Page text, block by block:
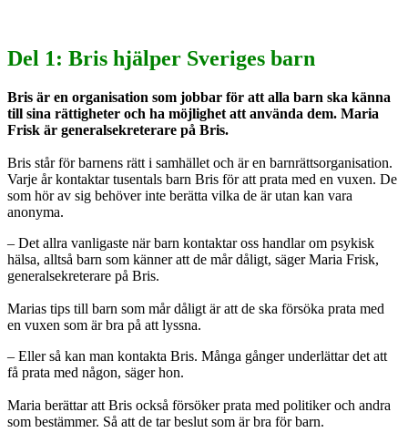
Del 1: Bris hjälper Sveriges barn
Bris är en organisation som jobbar för att alla barn ska känna
till sina rättigheter och ha möjlighet att använda dem. Maria
Frisk är generalsekreterare på Bris.
Bris står för barnens rätt i samhället och är en barnrättsorganisation.
Varje år kontaktar tusentals barn Bris för att prata med en vuxen. De
som hör av sig behöver inte berätta vilka de är utan kan vara
anonyma.
– Det allra vanligaste när barn kontaktar oss handlar om psykisk
hälsa, alltså barn som känner att de mår dåligt, säger Maria Frisk,
generalsekreterare på Bris.
Marias tips till barn som mår dåligt är att de ska försöka prata med
en vuxen som är bra på att lyssna.
– Eller så kan man kontakta Bris. Många gånger underlättar det att
få prata med någon, säger hon.
Maria berättar att Bris också försöker prata med politiker och andra
som bestämmer. Så att de tar beslut som är bra för barn.